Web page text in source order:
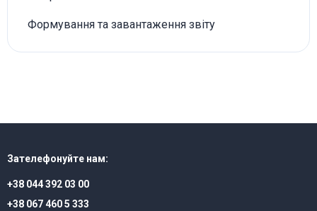
Формування та завантаження звіту
Зателефонуйте нам:
+38 044 392 03 00
+38 067 460 5 333